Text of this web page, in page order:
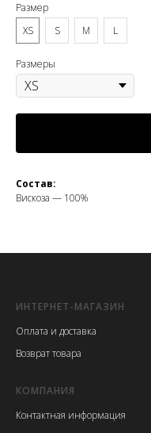
Размер
XS
S M L
Размеры
Состав:
Вискоза — 100%
ИНТЕРНЕТ-МАГАЗИН
Оплата и доставка
Возврат товара
КОМПАНИЯ
Контактная информация